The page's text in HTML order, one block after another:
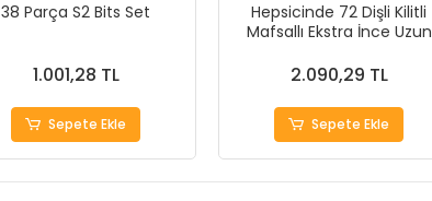
38 Parça S2 Bits Set
1.001,28 TL
Sepete Ekle
Hepsicinde 72 Dişli Kilitli
Mafsallı Ekstra İnce Uzun
2.090,29 TL
Sepete Ekle